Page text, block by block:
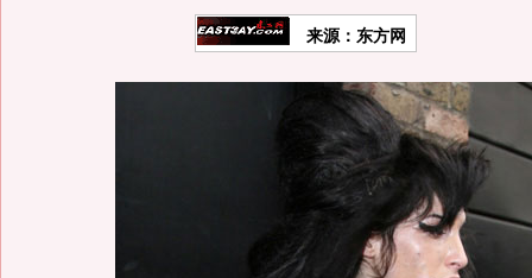
来源：东方网